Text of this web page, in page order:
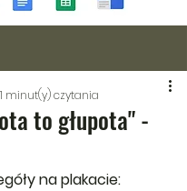
to głupota" -
1 minut(y) czytania
na plakacie: